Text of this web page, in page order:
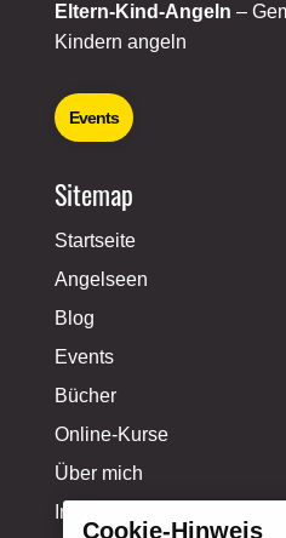
Eltern-Kind-Angeln –
Kindern angeln
Events
Sitemap
Startseite
Angelseen
Blog
Events
Bücher
Online-Kurse
Über mich
Influencer-Profil
Cookie-Hinweis